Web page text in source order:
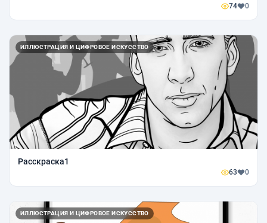
74 0
ИЛЛЮСТРАЦИЯ И ЦИФРОВОЕ ИСКУССТВО
Расскраска1
63 0
ИЛЛЮСТРАЦИЯ И ЦИФРОВОЕ ИСКУССТВО